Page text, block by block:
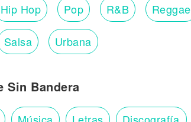
Hip Hop Pop R&B Reggae
Salsa Urbana
Sin Bandera